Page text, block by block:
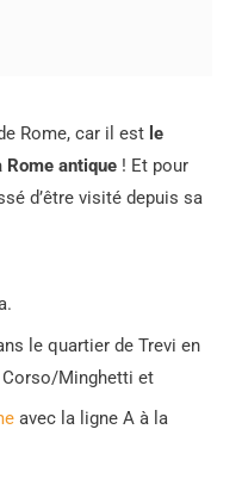
Rome, car il est le
antique ! Et pour
d’être visité depuis sa
le quartier de Trevi en
Minghetti et
avec la ligne A à la